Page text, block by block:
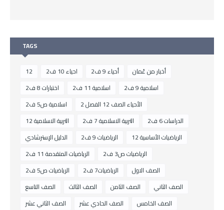
TAGS
12 احياء 10 ف2 أحياء 9 ف2
أخبار من عُمان
اختبارات 8 ف2
اسلامية 11 ف2
اسلامية 9 ف2
اسلامية ص5 ف2
الأحياء الصف 12 الفصل 2
التربية الاسلامية 12
التربية الاسلامية 7 ف2
الدراسات 6 ف2
الدليل الإسترشادي
الرياضيات 9 ف2
الرياضيات الأساسية 12
الرياضيات المتقدمة 11 ف2
الرياضيات ص3 ف2
الرياضيات ص5 ف2
الرياضيات7 ف2
الصف الاول
الصف التاسع
الصف الثالث الصف الثامن
الصف الثاني
الصف الثاني عشر
الصف الحادي عشر
الصف الخامس